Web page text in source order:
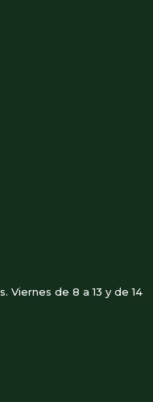
Viernes de 8 a 13 y de 14